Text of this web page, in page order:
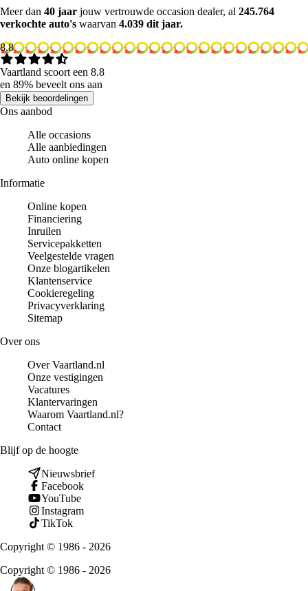
Meer dan 40 jaar jouw vertrouwde occasion dealer, al 245.764
verkochte auto's waarvan 4.039 dit jaar.
8.8
Vaartland scoort een 8.8
en 89% beveelt ons aan
Bekijk beoordelingen
Ons aanbod
Alle occasions
Alle aanbiedingen
Auto online kopen
Informatie
Online kopen
Financiering
Inruilen
Servicepakketten
Veelgestelde vragen
Onze blogartikelen
Klantenservice
Cookieregeling
Privacyverklaring
Sitemap
Over ons
Over Vaartland.nl
Onze vestigingen
Vacatures
Klantervaringen
Waarom Vaartland.nl?
Contact
Blijf op de hoogte
Nieuwsbrief
Facebook
YouTube
Instagram
TikTok
Copyright © 1986 - 2026
Copyright © 1986 - 2026